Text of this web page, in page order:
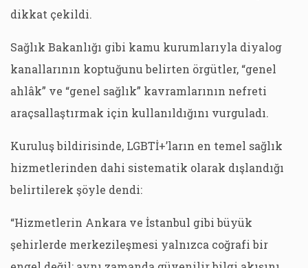
dikkat çekildi.
Sağlık Bakanlığı gibi kamu kurumlarıyla diyalog
kanallarının koptuğunu belirten örgütler, “genel
ahlâk” ve “genel sağlık” kavramlarının nefreti
araçsallaştırmak için kullanıldığını vurguladı.
Kuruluş bildirisinde, LGBTİ+’ların en temel sağlık
hizmetlerinden dahi sistematik olarak dışlandığı
belirtilerek şöyle dendi:
“Hizmetlerin Ankara ve İstanbul gibi büyük
şehirlerde merkezileşmesi yalnızca coğrafi bir